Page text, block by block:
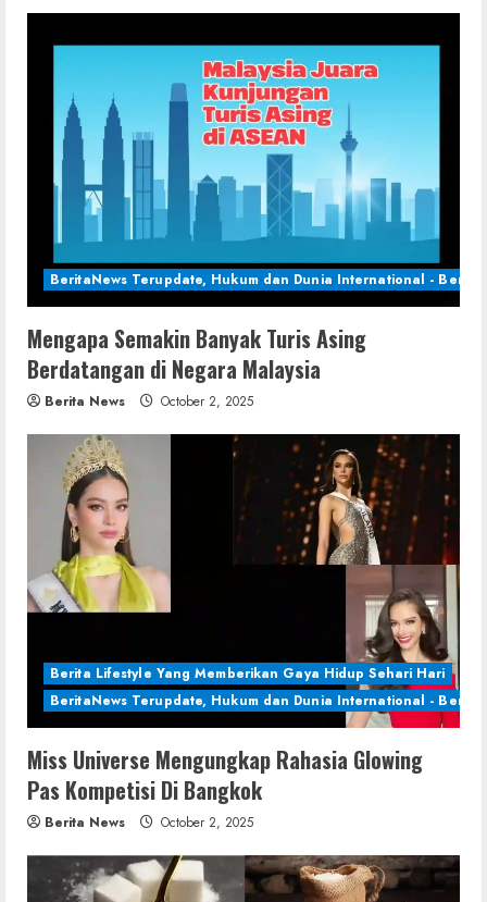
BeritaNews Terupdate, Hukum dan Dunia International - Berita
Mengapa Semakin Banyak Turis Asing
Berdatangan di Negara Malaysia
Berita News October 2, 2025
Berita Lifestyle Yang Memberikan Gaya Hidup Sehari Hari
BeritaNews Terupdate, Hukum dan Dunia International - Berita
Miss Universe Mengungkap Rahasia Glowing
Pas Kompetisi Di Bangkok
Berita News October 2, 2025